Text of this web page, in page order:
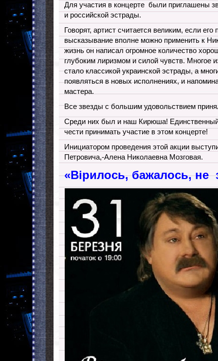
Для участия в концерте были приглашены
и российской эстрады.
Говорят, артист считается великим, если
высказывание вполне можно применить к
жизнь он написал огромное количество
глубоким лиризмом и силой чувств. Многое
стало классикой украинской эстрады, а
появляться в новых исполнениях, и
мастера.
Все звезды с большим удовольствием
Среди них был и наш Кирюша!
чести принимать участие в этом концерте!
Инициатором проведения этой акции
Петровича,-Алена Николаевна Мозговая.
«Вірилось, бажалось, не